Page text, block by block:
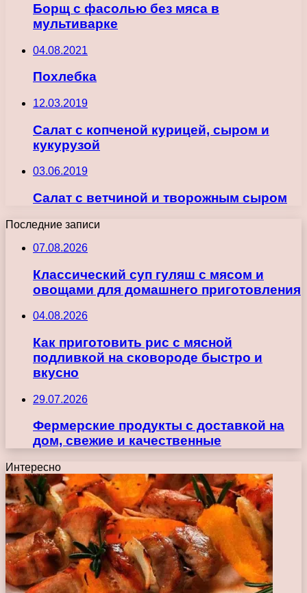
Борщ с фасолью без мяса в
мультиварке
04.08.2021
Похлебка
12.03.2019
Салат с копченой курицей, сыром и
кукурузой
03.06.2019
Салат с ветчиной и творожным сыром
Последние записи
07.08.2026
Классический суп гуляш с мясом и
овощами для домашнего приготовления
04.08.2026
Как приготовить рис с мясной
подливкой на сковороде быстро и
вкусно
29.07.2026
Фермерские продукты с доставкой на
дом, свежие и качественные
Интересно